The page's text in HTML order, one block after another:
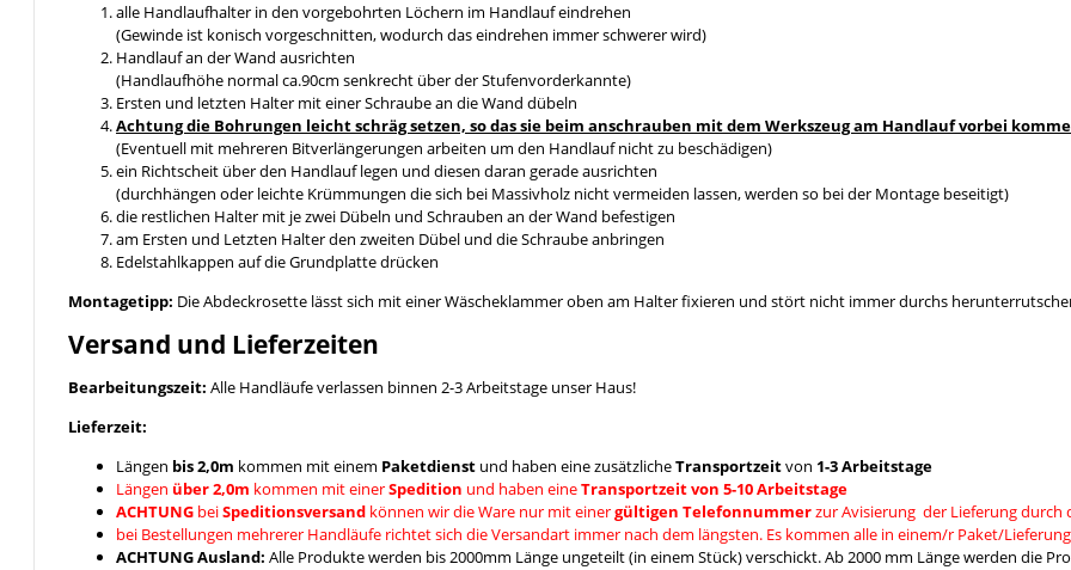
alle Handlaufhalter in den vorgebohrten Löchern im Handlauf eindrehen
(Gewinde ist konisch vorgeschnitten, wodurch das eindrehen immer schwerer wird)
Handlauf an der Wand ausrichten
(Handlaufhöhe normal ca.90cm senkrecht über der Stufenvorderkannte)
Ersten und letzten Halter mit einer Schraube an die Wand dübeln
Achtung die Bohrungen leicht schräg setzen, so das sie beim anschrauben mit dem Werkszeug am Handlauf vorbei
(Eventuell mit mehreren Bitverlängerungen arbeiten um den Handlauf nicht zu beschädigen)
ein Richtscheit über den Handlauf legen und diesen daran gerade ausrichten
(durchhängen oder leichte Krümmungen die sich bei Massivholz nicht vermeiden lassen, werden so bei der Montage beseitigt)
die restlichen Halter mit je zwei Dübeln und Schrauben an der Wand befestigen
am Ersten und Letzten Halter den zweiten Dübel und die Schraube anbringen
Edelstahlkappen auf die Grundplatte drücken
Montagetipp: Die Abdeckrosette lässt sich mit einer Wäscheklammer oben am Halter fixieren und stört nicht immer durchs
Versand und Lieferzeiten
Bearbeitungszeit: Alle Handläufe verlassen binnen 2-3 Arbeitstage unser Haus!
Lieferzeit:
Längen bis 2,0m kommen mit einem Paketdienst und haben eine zusätzlicheTransportzeitvon 1-3 Arbeitstage
Längen über 2,0m kommen mit einerSpedition und haben eineTransportzeit von 5-10 Arbeitstage
ACHTUNG beiSpeditionsversand können wir die Ware nur mit einergültigen Telefonnummerzur Avisierung der Lieferung durch
bei Bestellungen mehrerer Handläufe richtet sich die Versandart immer nach dem längsten. Es kommen alle in einem/r Paket/
ACHTUNG Ausland: Alle Produkte werden bis 2000mm Länge ungeteilt (in einem Stück) verschickt. Ab 2000 mm Länge werden die